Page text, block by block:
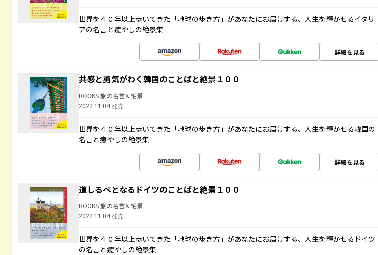
世界を４０年以上歩いてきた「地球の歩き方」があなたにお届けする、人生を輝かせるイタリ
アの名言と癒やしの絶景集
詳細を見る
共感と勇気がわく韓国のことばと絶景１００
BOOKS 旅の名言＆絶景
2022.11.04 発売
世界を４０年以上歩いてきた「地球の歩き方」があなたにお届けする、人生を輝かせる韓国の
名言と癒やしの絶景集
詳細を見る
道しるべとなるドイツのことばと絶景１００
BOOKS 旅の名言＆絶景
2022.11.04 発売
世界を４０年以上歩いてきた「地球の歩き方」があなたにお届けする、人生を輝かせるドイツ
の名言と癒やしの絶景集